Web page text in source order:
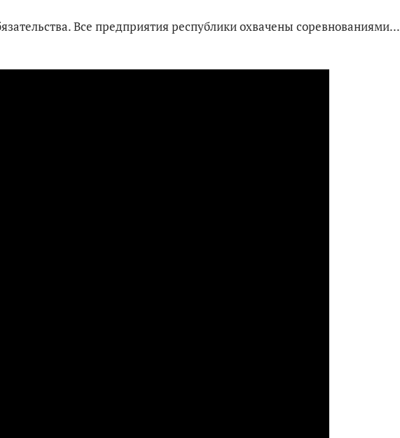
Все предприятия республики охвачены соревнованиями...